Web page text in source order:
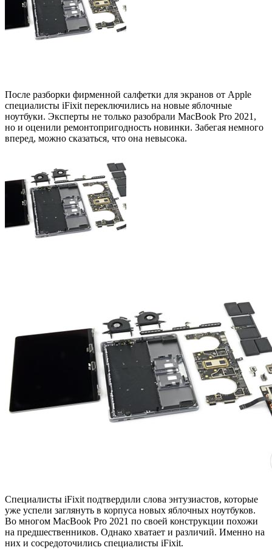
После разборки фирменной салфетки для экранов от Apple
специалисты iFixit переключились на новые яблочные
ноутбуки. Эксперты не только разобрали MacBook Pro 2021,
но и оценили ремонтопригодность новинки. Забегая немного
вперед, можно сказаться, что она невысока.
Специалисты iFixit подтвердили слова энтузиастов, которые
уже успели заглянуть в корпуса новых яблочных ноутбуков.
Во многом MacBook Pro 2021 по своей конструкции похожи
на предшественников. Однако хватает и различий. Именно на
них и сосредоточились специалисты iFixit.